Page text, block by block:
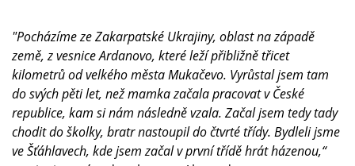
"Pocházíme ze Zakarpatské Ukrajiny, oblast na západě
země, z vesnice Ardanovo, které leží přibližně třicet
kilometrů od velkého města Mukačevo. Vyrůstal jsem tam
do svých pěti let, než mamka začala pracovat v České
republice, kam si nám následně vzala. Začal jsem tedy tady
chodit do školky, bratr nastoupil do čtvrté třídy. Bydleli jsme
ve Šťáhlavech, kde jsem začal v první třídě hrát házenou,“